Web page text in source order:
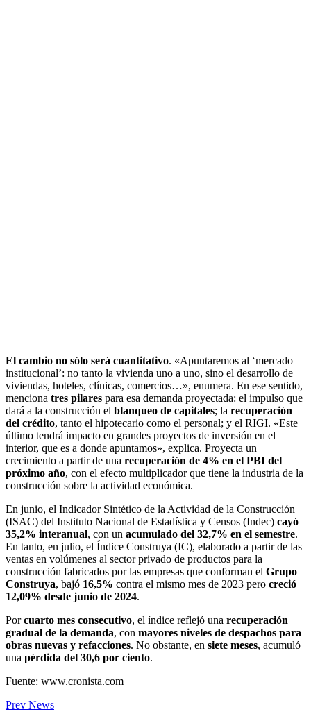
El cambio no sólo será cuantitativo. «Apuntaremos al ‘mercado
institucional’: no tanto la vivienda uno a uno, sino el desarrollo de
viviendas, hoteles, clínicas, comercios…», enumera. En ese sentido,
menciona tres pilares para esa demanda proyectada: el impulso que
dará a la construcción el blanqueo de capitales; la recuperación
del crédito, tanto el hipotecario como el personal; y el RIGI. «Este
último tendrá impacto en grandes proyectos de inversión en el
interior, que es a donde apuntamos», explica. Proyecta un
crecimiento a partir de una recuperación de 4% en el PBI del
próximo año, con el efecto multiplicador que tiene la industria de la
construcción sobre la actividad económica.
En junio, el Indicador Sintético de la Actividad de la Construcción
(ISAC) del Instituto Nacional de Estadística y Censos (Indec) cayó
35,2% interanual, con un acumulado del 32,7% en el semestre.
En tanto, en julio, el Índice Construya (IC), elaborado a partir de las
ventas en volúmenes al sector privado de productos para la
construcción fabricados por las empresas que conforman el Grupo
Construya, bajó 16,5% contra el mismo mes de 2023 pero creció
12,09% desde junio de 2024.
Porcuarto mes consecutivo, el índice reflejó una recuperación
gradual de la demanda, con mayores niveles de despachos para
obras nuevas y refacciones. No obstante, en siete meses, acumuló
una pérdida del 30,6 por ciento.
Fuente: www.cronista.com
Prev News